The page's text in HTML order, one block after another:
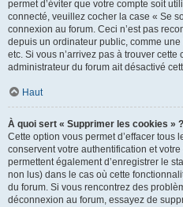
permet d’éviter que votre compte soit
connecté, veuillez cocher la case « Se
connexion au forum. Ceci n’est pas
depuis un ordinateur public, comme
etc. Si vous n’arrivez pas à trouver cette
administrateur du forum ait désactivé
Haut
À quoi sert « Supprimer les cookies » ?
Cette option vous permet d’effacer tous
conservent votre authentification et
permettent également d’enregistrer le
non lus) dans le cas où cette
du forum. Si vous rencontrez des
déconnexion au forum, essayez de